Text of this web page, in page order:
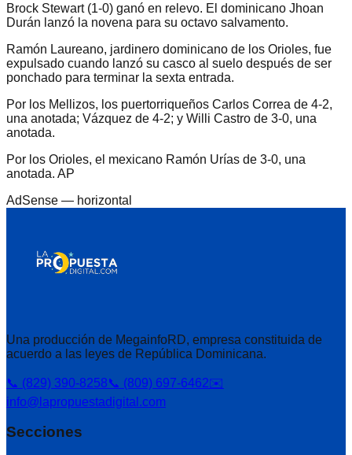
Brock Stewart (1-0) ganó en relevo. El dominicano Jhoan
Durán lanzó la novena para su octavo salvamento.
Ramón Laureano, jardinero dominicano de los Orioles, fue
expulsado cuando lanzó su casco al suelo después de ser
ponchado para terminar la sexta entrada.
Por los Mellizos, los puertorriqueños Carlos Correa de 4-2,
una anotada; Vázquez de 4-2; y Willi Castro de 3-0, una
anotada.
Por los Orioles, el mexicano Ramón Urías de 3-0, una
anotada. AP
AdSense — horizontal
Una producción de MegainfoRD, empresa constituida de
acuerdo a las leyes de República Dominicana.
📞 (829) 390-8258📞 (809) 697-6462✉️
info@lapropuestadigital.com
Secciones